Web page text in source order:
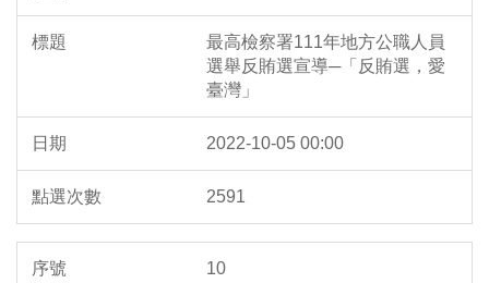
最高檢察署111年地方公職人員
選舉反賄選宣導─「反賄選，愛
臺灣」
2022-10-05 00:00
2591
10